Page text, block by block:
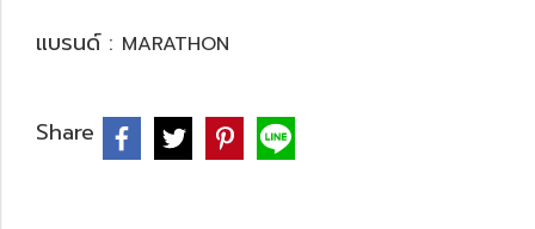
แบรนด์ : MARATHON
Share